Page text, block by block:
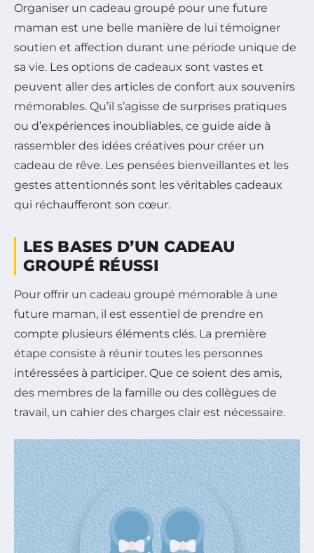
Organiser un cadeau groupé pour une future
maman est une belle manière de lui témoigner
soutien et affection durant une période unique de
sa vie. Les options de cadeaux sont vastes et
peuvent aller des articles de confort aux souvenirs
mémorables. Qu’il s’agisse de surprises pratiques
ou d’expériences inoubliables, ce guide aide à
rassembler des idées créatives pour créer un
cadeau de rêve. Les pensées bienveillantes et les
gestes attentionnés sont les véritables cadeaux
qui réchaufferont son cœur.
LES BASES D’UN CADEAU
GROUPÉ RÉUSSI
Pour offrir un cadeau groupé mémorable à une
future maman, il est essentiel de prendre en
compte plusieurs éléments clés. La première
étape consiste à réunir toutes les personnes
intéressées à participer. Que ce soient des amis,
des membres de la famille ou des collègues de
travail, un cahier des charges clair est nécessaire.